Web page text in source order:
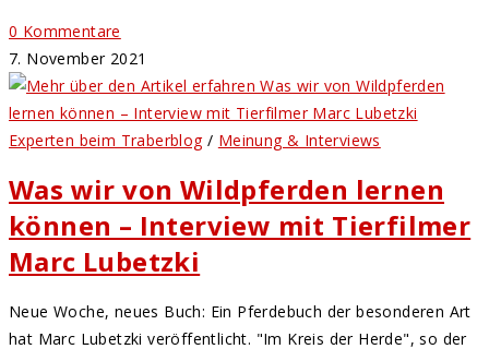
0 Kommentare
7. November 2021
Experten beim Traberblog/ Meinung & Interviews
Was wir von Wildpferden lernen
können – Interview mit Tierfilmer
Marc Lubetzki
Neue Woche, neues Buch: Ein Pferdebuch der besonderen Art
hat Marc Lubetzki veröffentlicht. "Im Kreis der Herde", so der